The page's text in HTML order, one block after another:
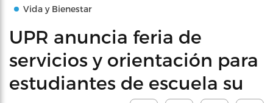
Vida y Bienestar
UPR anuncia feria de
servicios y orientación para
estudiantes de escuela su